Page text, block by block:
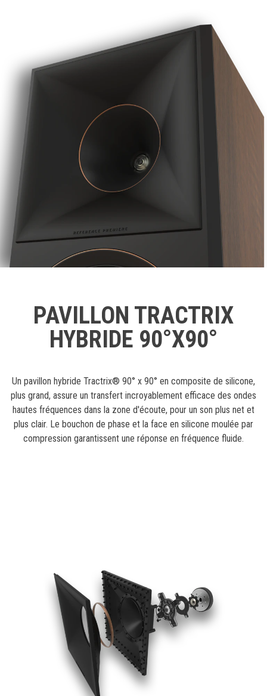
PAVILLON TRACTRIX
HYBRIDE 90°X90°
Un pavillon hybride Tractrix® 90° x 90° en composite de silicone,
plus grand, assure un transfert incroyablement efficace des ondes
hautes fréquences dans la zone d'écoute, pour un son plus net et
plus clair. Le bouchon de phase et la face en silicone moulée par
compression garantissent une réponse en fréquence fluide.